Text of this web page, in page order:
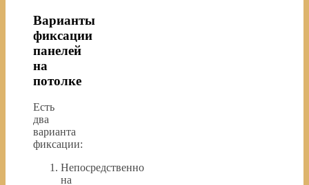
Варианты
фиксации
панелей
на
потолке
Есть
два
варианта
фиксации:
Непосредственно
на